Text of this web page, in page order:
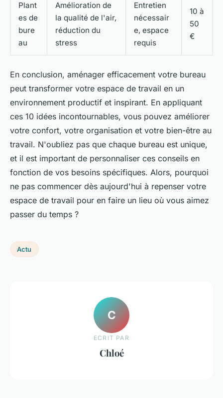
Plant
es de
bure
au
Amélioration de
la qualité de l'air,
réduction du
stress
Entretien
nécessair
e, espace
requis
10 à
50
€
En conclusion, aménager efficacement votre bureau
peut transformer votre espace de travail en un
environnement productif et inspirant. En appliquant
ces 10 idées incontournables, vous pouvez améliorer
votre confort, votre organisation et votre bien-être au
travail. N'oubliez pas que chaque bureau est unique,
et il est important de personnaliser ces conseils en
fonction de vos besoins spécifiques. Alors, pourquoi
ne pas commencer dès aujourd'hui à repenser votre
espace de travail pour en faire un lieu où vous aimez
passer du temps ?
Actu
C
ECRIT PAR
Chloé